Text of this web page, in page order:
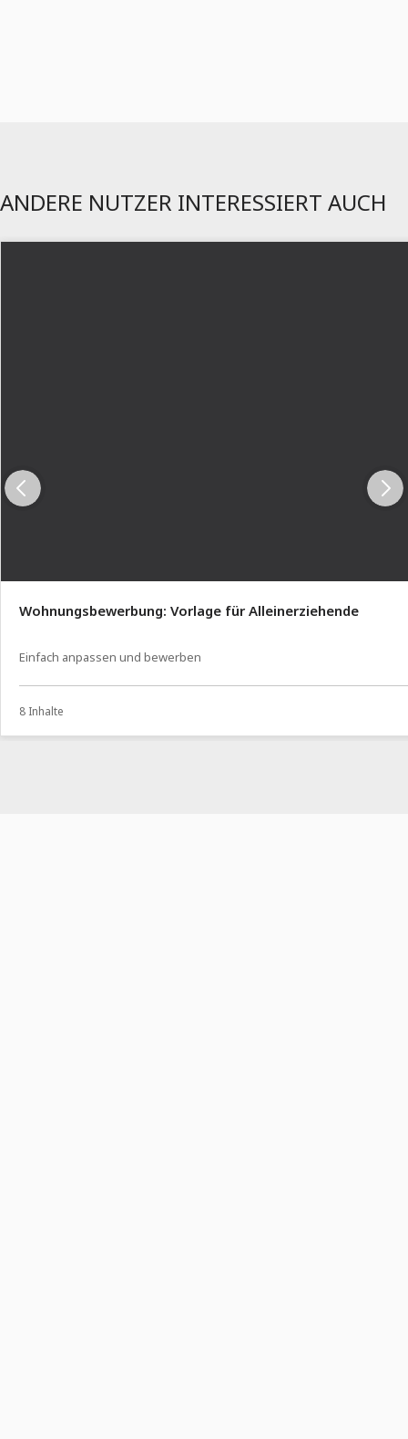
ANDERE NUTZER INTERESSIERT AUCH
Wohnungsbewerbung: Vorlage für Alleinerziehende
Einfach anpassen und bewerben
8 Inhalte